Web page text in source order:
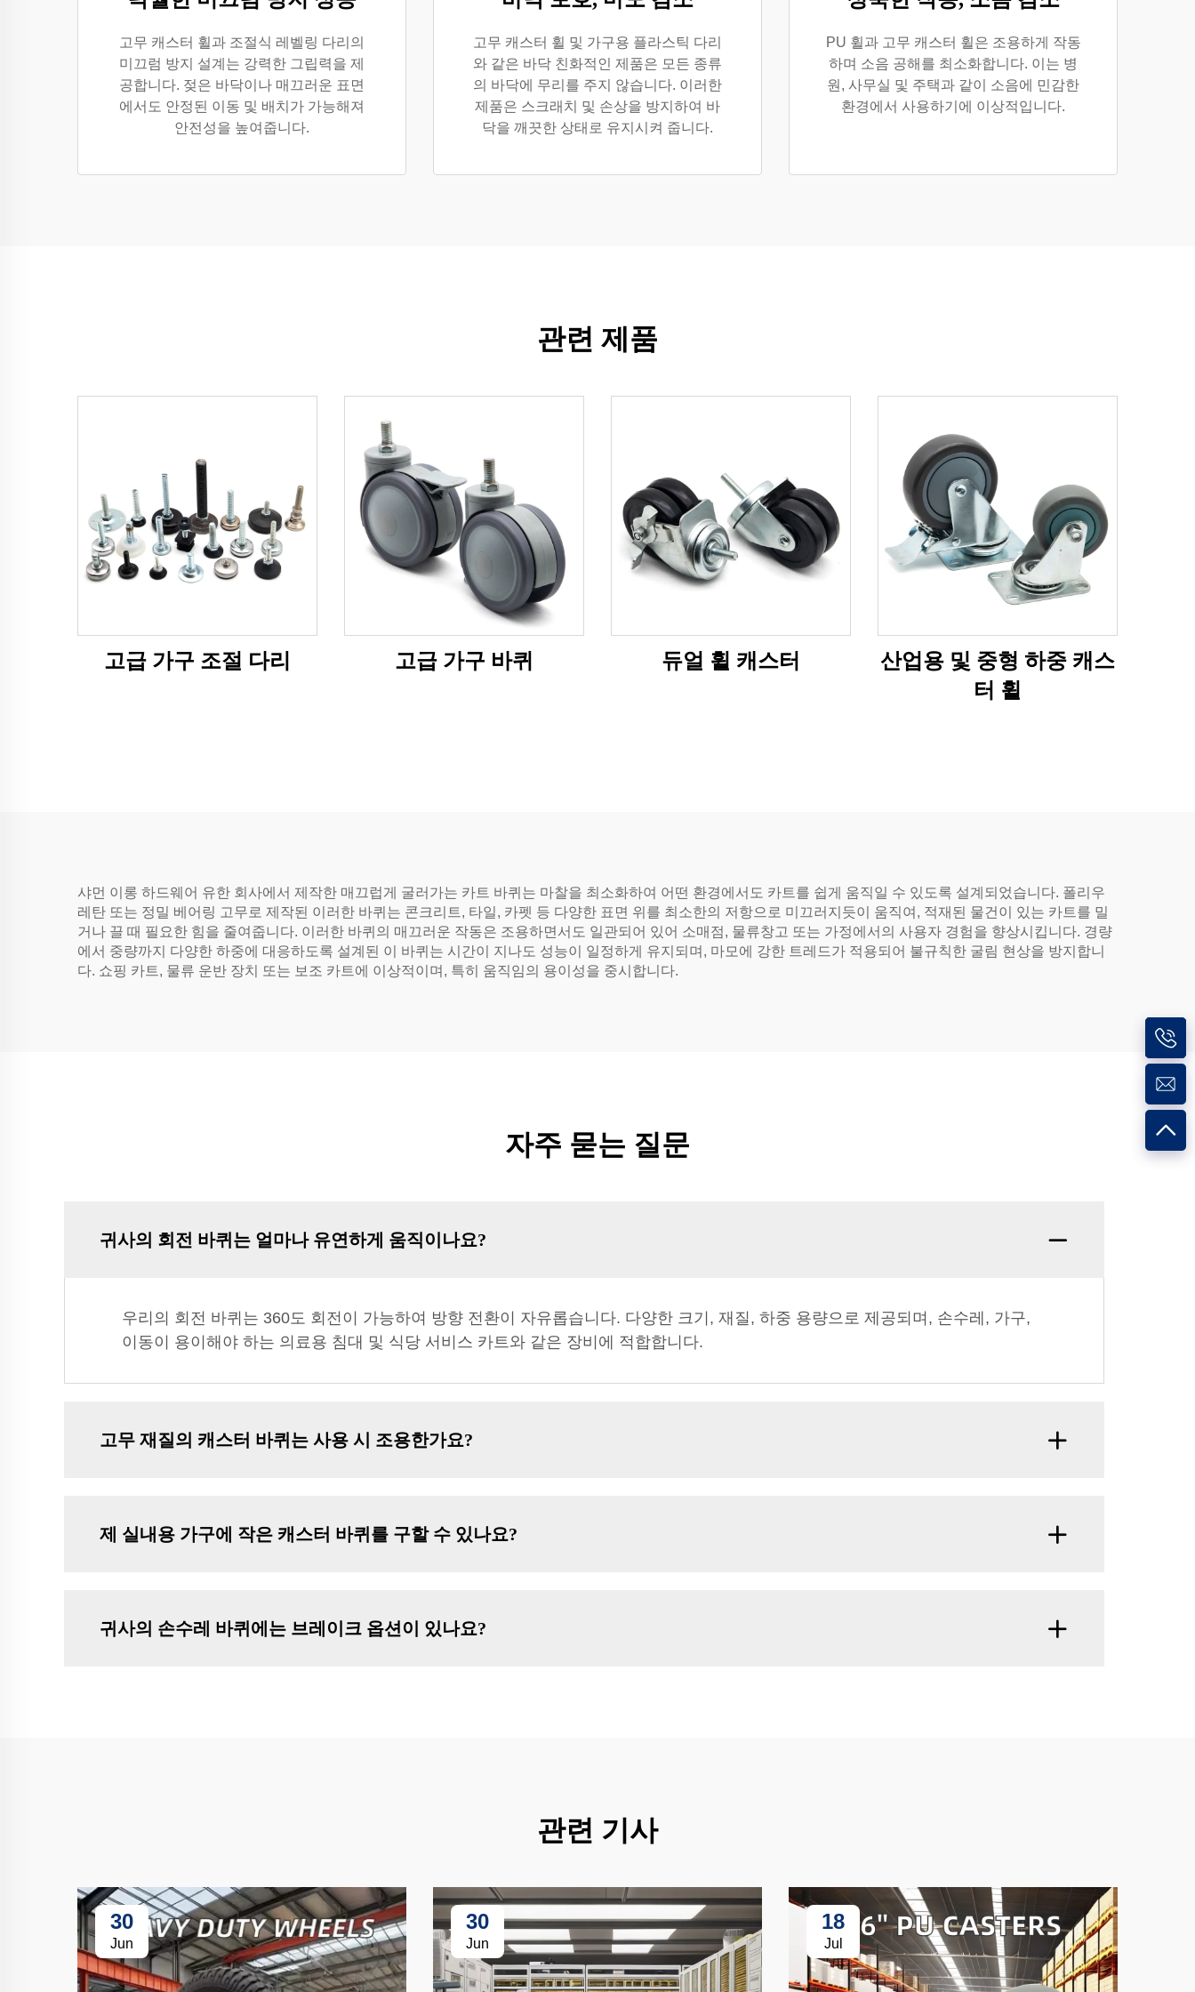
고무 캐스터 휠과 조절식 레벨링 다리의
미끄럼 방지 설계는 강력한 그립력을 제
공합니다. 젖은 바닥이나 매끄러운 표면
에서도 안정된 이동 및 배치가 가능해져
안전성을 높여줍니다.
고무 캐스터 휠 및 가구용 플라스틱 다리
와 같은 바닥 친화적인 제품은 모든 종류
의 바닥에 무리를 주지 않습니다. 이러한
제품은 스크래치 및 손상을 방지하여 바
닥을 깨끗한 상태로 유지시켜 줍니다.
PU 휠과 고무 캐스터 휠은 조용하게 작동
하며 소음 공해를 최소화합니다. 이는 병
원, 사무실 및 주택과 같이 소음에 민감한
환경에서 사용하기에 이상적입니다.
관련 제품
고급 가구 조절 다리 고급 가구 바퀴 듀얼 휠 캐스터
산업용 및 중형 하중 캐스
터 휠
샤먼 이롱 하드웨어 유한 회사에서 제작한 매끄럽게 굴러가는 카트 바퀴는 마찰을 최소화하여 어떤 환경에서도 카트를 쉽게 움직일 수 있도록 설계되었습니다. 폴리우
레탄 또는 정밀 베어링 고무로 제작된 이러한 바퀴는 콘크리트, 타일, 카펫 등 다양한 표면 위를 최소한의 저항으로 미끄러지듯이 움직여, 적재된 물건이 있는 카트를 밀
거나 끌 때 필요한 힘을 줄여줍니다. 이러한 바퀴의 매끄러운 작동은 조용하면서도 일관되어 있어 소매점, 물류창고 또는 가정에서의 사용자 경험을 향상시킵니다. 경량
에서 중량까지 다양한 하중에 대응하도록 설계된 이 바퀴는 시간이 지나도 성능이 일정하게 유지되며, 마모에 강한 트레드가 적용되어 불규칙한 굴림 현상을 방지합니
다. 쇼핑 카트, 물류 운반 장치 또는 보조 카트에 이상적이며, 특히 움직임의 용이성을 중시합니다.
자주 묻는 질문
귀사의 회전 바퀴는 얼마나 유연하게 움직이나요?
우리의 회전 바퀴는 360도 회전이 가능하여 방향 전환이 자유롭습니다. 다양한 크기, 재질, 하중 용량으로 제공되며, 손수레, 가구,
이동이 용이해야 하는 의료용 침대 및 식당 서비스 카트와 같은 장비에 적합합니다.
고무 재질의 캐스터 바퀴는 사용 시 조용한가요?
제 실내용 가구에 작은 캐스터 바퀴를 구할 수 있나요?
귀사의 손수레 바퀴에는 브레이크 옵션이 있나요?
관련 기사
30
Jun
30
Jun
18
Jul